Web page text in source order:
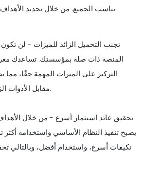
يناسب الجميع. من خلال تحديد
تجنب التحميل الزائد للميزات - لن
المنصة ذات صلة بمؤسستك. تساعدك
التركيز على الميزات المهمة حقًا، مما
مقابل الأدوات الزائدة عن الحاجة.
تحقيق عائد استثمار أسرع - من خلال
يصبح تنفيذ النظام الأساسي واستخدامه أكثر
تكيفات أسرع، واستخدام أفضل، وبالتالي